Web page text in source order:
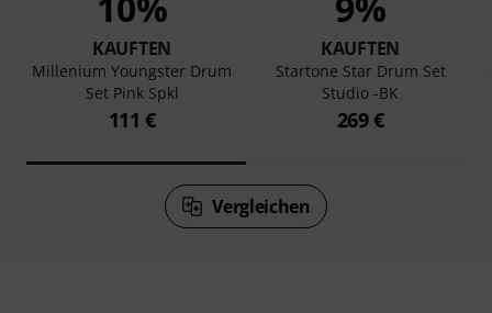
KAUFTEN
Millenium Youngster Drum
Set Pink Spkl
111 €
KAUFTEN
Startone Star Drum Set
Studio -BK
269 €
Vergleichen